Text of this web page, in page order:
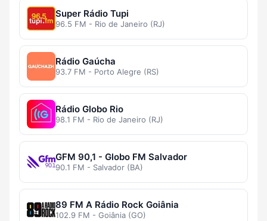
Super Rádio Tupi
96.5 FM - Rio de Janeiro (RJ)
Rádio Gaúcha
93.7 FM - Porto Alegre (RS)
Rádio Globo Rio
98.1 FM - Rio de Janeiro (RJ)
GFM 90,1 - Globo FM Salvador
90.1 FM - Salvador (BA)
89 FM A Rádio Rock Goiânia
102.9 FM - Goiânia (GO)